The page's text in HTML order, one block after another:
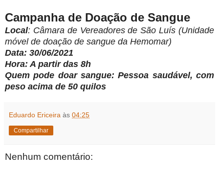
Campanha de Doação de Sangue
Local: Câmara de Vereadores de São Luís (Unidade
móvel de doação de sangue da Hemomar)
Data: 30/06/2021
Hora: A partir das 8h
Quem pode doar sangue: Pessoa saudável, com
peso acima de 50 quilos
Eduardo Ericeira às 04:25
Compartilhar
Nenhum comentário: